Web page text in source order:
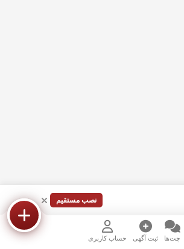
نصب مستقیم
چت‌ها ثبت آگهی حساب کاربری